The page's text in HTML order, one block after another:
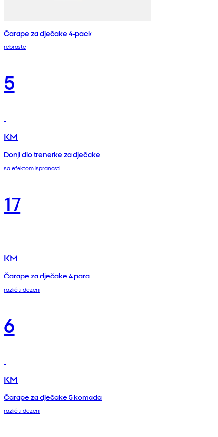
Čarape za dječake 4-pack
rebraste
5
KM
Donji dio trenerke za dječake
sa efektom ispranosti
17
KM
Čarape za dječake 4 para
različiti dezeni
6
KM
Čarape za dječake 5 komada
različiti dezeni